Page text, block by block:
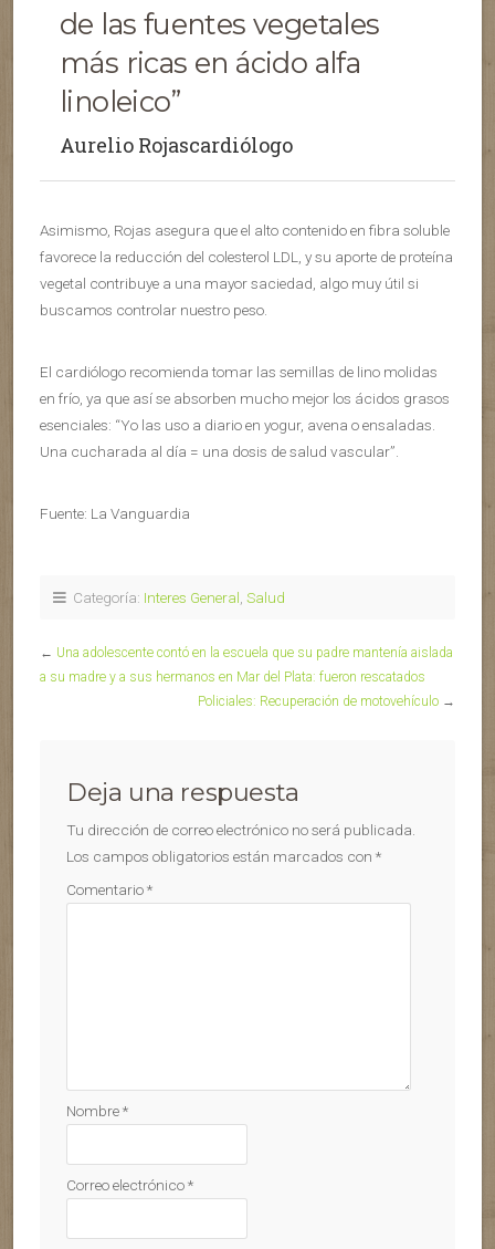
de las fuentes vegetales
más ricas en ácido alfa
linoleico”
Aurelio Rojascardiólogo
Asimismo, Rojas asegura que el alto contenido en fibra soluble
favorece la reducción del colesterol LDL, y su aporte de proteína
vegetal contribuye a una mayor saciedad, algo muy útil si
buscamos controlar nuestro peso.
El cardiólogo recomienda tomar las semillas de lino molidas
en frío, ya que así se absorben mucho mejor los ácidos grasos
esenciales: “Yo las uso a diario en yogur, avena o ensaladas.
Una cucharada al día = una dosis de salud vascular”.
Fuente: La Vanguardia
Categoría: Interes General, Salud
← Una adolescente contó en la escuela que su padre mantenía aislada
a su madre y a sus hermanos en Mar del Plata: fueron rescatados
Policiales: Recuperación de motovehículo →
Deja una respuesta
Tu dirección de correo electrónico no será publicada.
Los campos obligatorios están marcados con *
Comentario*
Nombre*
Correo electrónico*